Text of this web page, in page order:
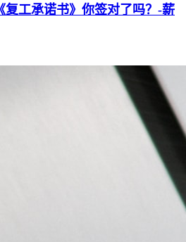
复工承诺书》你签对了吗？-薪